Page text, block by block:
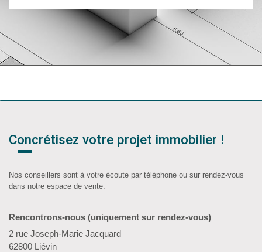
Concrétisez votre projet immobilier !
Nos conseillers sont à votre écoute par téléphone ou sur rendez-vous
dans notre espace de vente.
Rencontrons-nous (uniquement sur rendez-vous)
2 rue Joseph-Marie Jacquard
62800 Liévin